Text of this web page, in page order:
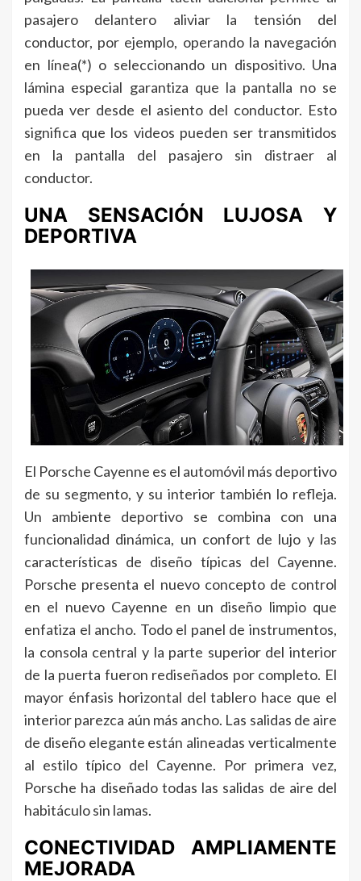
pasajero delantero aliviar la tensión del
conductor, por ejemplo, operando la navegación
en línea(*) o seleccionando un dispositivo. Una
lámina especial garantiza que la pantalla no se
pueda ver desde el asiento del conductor. Esto
significa que los videos pueden ser transmitidos
en la pantalla del pasajero sin distraer al
conductor.
UNA SENSACIÓN LUJOSA Y
DEPORTIVA
El Porsche Cayenne es el automóvil más deportivo
de su segmento, y su interior también lo refleja.
Un ambiente deportivo se combina con una
funcionalidad dinámica, un confort de lujo y las
características de diseño típicas del Cayenne.
Porsche presenta el nuevo concepto de control
en el nuevo Cayenne en un diseño limpio que
enfatiza el ancho. Todo el panel de instrumentos,
la consola central y la parte superior del interior
de la puerta fueron rediseñados por completo. El
mayor énfasis horizontal del tablero hace que el
interior parezca aún más ancho. Las salidas de aire
de diseño elegante están alineadas verticalmente
al estilo típico del Cayenne. Por primera vez,
Porsche ha diseñado todas las salidas de aire del
habitáculo sin lamas.
CONECTIVIDAD AMPLIAMENTE
MEJORADA